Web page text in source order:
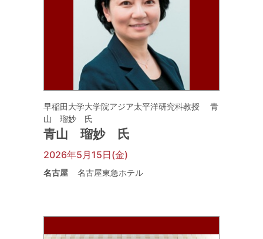
早稲田大学大学院アジア太平洋研究科教授 青
山 瑠妙 氏
青山 瑠妙 氏
2026年5月15日(金)
名古屋 名古屋東急ホテル